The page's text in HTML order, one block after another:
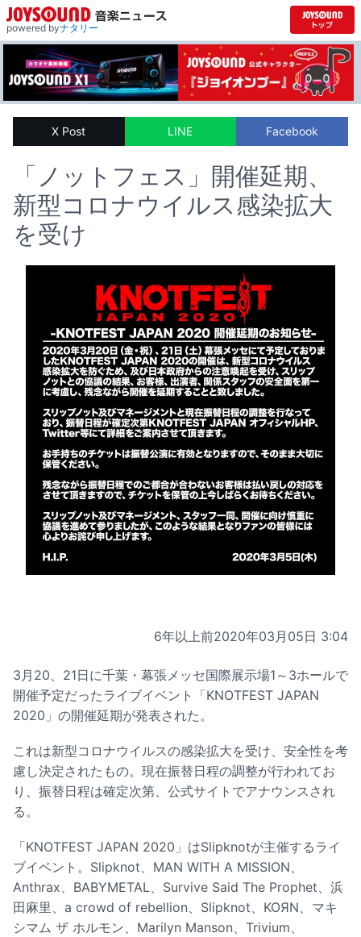
powered byナタリー
X Post LINE Facebook
「ノットフェス」開催延期、
新型コロナウイルス感染拡大
を受け
6年以上前2020年03月05日 3:04
3月20、21日に千葉・幕張メッセ国際展示場1～3ホールで
開催予定だったライブイベント「KNOTFEST JAPAN
2020」の開催延期が発表された。
これは新型コロナウイルスの感染拡大を受け、安全性を考
慮し決定されたもの。現在振替日程の調整が行われてお
り、振替日程は確定次第、公式サイトでアナウンスされ
る。
「KNOTFEST JAPAN 2020」はSlipknotが主催するライ
ブイベント。Slipknot、MAN WITH A MISSION、
Anthrax、BABYMETAL、Survive Said The Prophet、浜
田麻里、a crowd of rebellion、Slipknot、KOЯN、マキ
シマム ザ ホルモン、Marilyn Manson、Trivium、